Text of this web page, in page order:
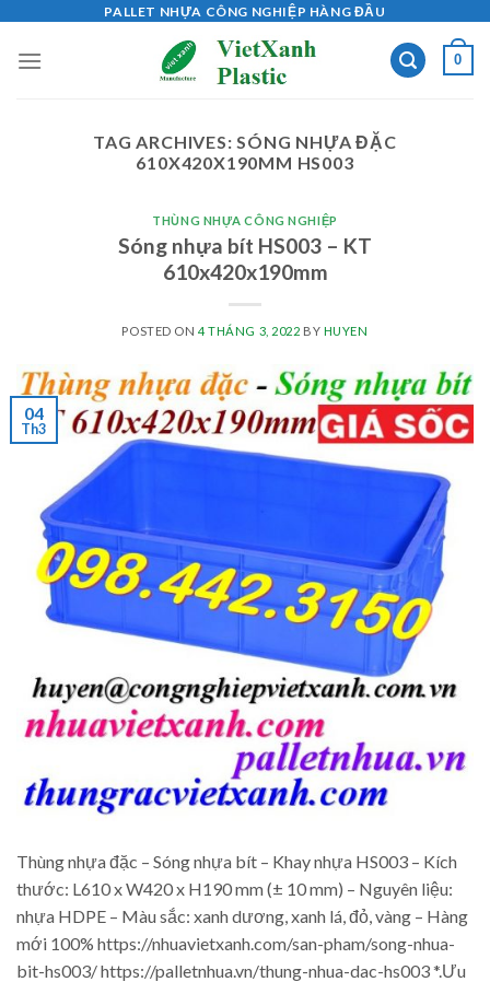
content
PALLET NHỰA CÔNG NGHIỆP HÀNG ĐẦU
0
TAG ARCHIVES:SÓNG NHỰA ĐẶC
610X420X190MM HS003
THÙNG NHỰA CÔNG NGHIỆP
Sóng nhựa bít HS003 – KT
610x420x190mm
POSTED ON4 THÁNG 3, 2022 BY HUYEN
04
Th3
Thùng nhựa đặc – Sóng nhựa bít – Khay nhựa HS003 – Kích
thước: L610 x W420 x H190 mm (± 10 mm) – Nguyên liệu:
nhựa HDPE – Màu sắc: xanh dương, xanh lá, đỏ, vàng – Hàng
mới 100% https://nhuavietxanh.com/san-pham/song-nhua-
bit-hs003/ https://palletnhua.vn/thung-nhua-dac-hs003 *.Ưu